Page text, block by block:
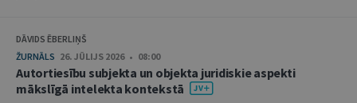
DĀVIDS ĒBERLIŅŠ
ŽURNĀLS 26. JŪLIJS 2026 • 08:00
Autortiesību subjekta un objekta juridiskie aspekti
mākslīgā intelekta kontekstā